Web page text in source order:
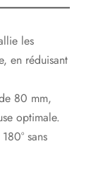
les
en réduisant
80 mm,
optimale.
sans